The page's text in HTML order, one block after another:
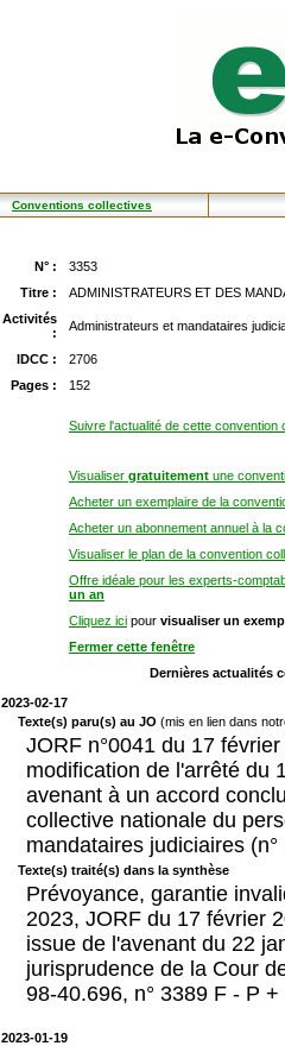
Conventions collectives
N° :
3353
Titre :
ADMINISTRATEURS ET DES
Activités
:
Administrateurs et mandataires
IDCC :
2706
Pages :
152
Suivre l'actualité de cette convention
Visualiser gratuitement une
Acheter un exemplaire de la
Acheter un abonnement annuel à la
Visualiser le plan de la convention
Offre idéale pour les experts-
un an
Cliquez ici pour visualiser un
Fermer cette fenêtre
Dernières actualités
2023-02-17
Texte(s) paru(s) au JO (mis en lien dans
JORF n°0041 du 17
modification de l'arrêté du
avenant à un accord
collective nationale du
mandataires judiciaires (n°
Texte(s) traité(s) dans la synthèse
Prévoyance, garantie
2023, JORF du 17 février
issue de l'avenant du 22
jurisprudence de la Cour
98-40.696, n° 3389 F - P +
2023-01-19